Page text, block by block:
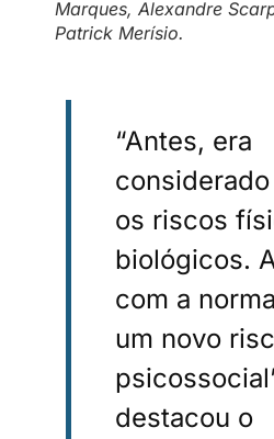
Marques, Alexandre
Patrick Merísio.
“Antes, era
os riscos
biológicos.
com a
um novo
destacou o